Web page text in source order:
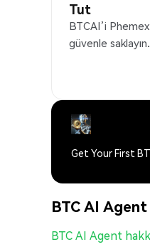
Tut
BTCAI’i
güvenle saklayın.
Get Your First
BTC AI
BTC AI Agent